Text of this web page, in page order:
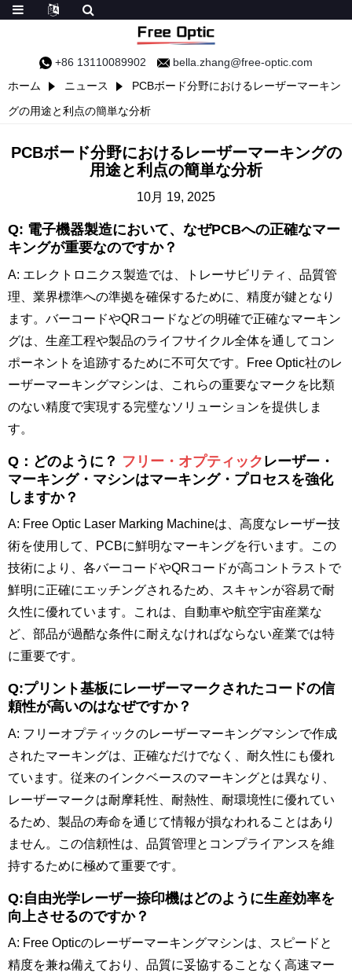
+86 13110089902
bella.zhang@free-optic.com
ホーム
ニュース
PCBボード分野におけるレーザーマーキン
グの用途と利点の簡単な分析
PCBボード分野におけるレーザーマーキングの
用途と利点の簡単な分析
10月 19, 2025
Q: 電子機器製造において、なぜPCBへの正確なマー
キングが重要なのですか？
A: エレクトロニクス製造では、トレーサビリティ、品質管
理、業界標準への準拠を確保するために、精度が鍵となり
ます。バーコードやQRコードなどの明確で正確なマーキン
グは、生産工程や製品のライフサイクル全体を通してコン
ポーネントを追跡するために不可欠です。Free Optic社のレ
ーザーマーキングマシンは、これらの重要なマークを比類
のない精度で実現する完璧なソリューションを提供しま
す。
Q：どのように？ フリー・オプティック レーザー・
マーキング・マシンはマーキング・プロセスを強化
しますか？
A: Free Optic Laser Marking Machineは、高度なレーザー技
術を使用して、PCBに鮮明なマーキングを行います。この
技術により、各バーコードやQRコードが高コントラストで
鮮明に正確にエッチングされるため、スキャンが容易で耐
久性に優れています。これは、自動車や航空宇宙産業な
ど、部品が過酷な条件に耐えなければならない産業では特
に重要です。
Q:プリント基板にレーザーマークされたコードの信
頼性が高いのはなぜですか？
A: フリーオプティックのレーザーマーキングマシンで作成
されたマーキングは、正確なだけでなく、耐久性にも優れ
ています。従来のインクベースのマーキングとは異なり、
レーザーマークは耐摩耗性、耐熱性、耐環境性に優れてい
るため、製品の寿命を通じて情報が損なわれることはあり
ません。この信頼性は、品質管理とコンプライアンスを維
持するために極めて重要です。
Q:自由光学レーザー捺印機はどのように生産効率を
向上させるのですか？
A: Free Opticのレーザーマーキングマシンは、スピードと
精度を兼ね備えており、品質に妥協することなく高速マー